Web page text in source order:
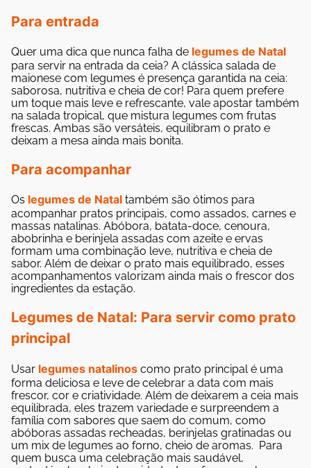
Para entrada
Quer uma dica que nunca falha de legumes de Natal
para servir na entrada da ceia? A clássica salada de
maionese com legumes é presença garantida na ceia:
saborosa, nutritiva e cheia de cor! Para quem prefere
um toque mais leve e refrescante, vale apostar também
na salada tropical, que mistura legumes com frutas
frescas. Ambas são versáteis, equilibram o prato e
deixam a mesa ainda mais bonita.
Para acompanhar
Os legumes de Natal também são ótimos para
acompanhar pratos principais, como assados, carnes e
massas natalinas. Abóbora, batata-doce, cenoura,
abobrinha e berinjela assadas com azeite e ervas
formam uma combinação leve, nutritiva e cheia de
sabor. Além de deixar o prato mais equilibrado, esses
acompanhamentos valorizam ainda mais o frescor dos
ingredientes da estação.
Legumes de Natal: Para servir como prato
principal
Usar legumes natalinos como prato principal é uma
forma deliciosa e leve de celebrar a data com mais
frescor, cor e criatividade. Além de deixarem a ceia mais
equilibrada, eles trazem variedade e surpreendem a
família com sabores que saem do comum, como
abóboras assadas recheadas, berinjelas gratinadas ou
um mix de legumes ao forno, cheio de aromas. Para
quem busca uma celebração mais saudável,